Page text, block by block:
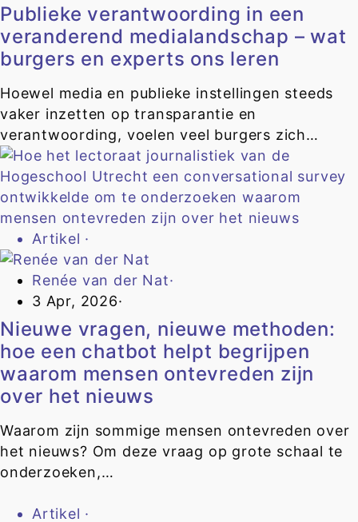
Publieke verantwoording in een
veranderend medialandschap – wat
burgers en experts ons leren
Hoewel media en publieke instellingen steeds
vaker inzetten op transparantie en
verantwoording, voelen veel burgers zich…
Artikel ·
Renée van der Nat·
3 Apr, 2026·
Nieuwe vragen, nieuwe methoden:
hoe een chatbot helpt begrijpen
waarom mensen ontevreden zijn
over het nieuws
Waarom zijn sommige mensen ontevreden over
het nieuws? Om deze vraag op grote schaal te
onderzoeken,…
Artikel ·